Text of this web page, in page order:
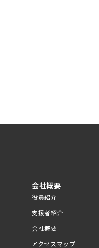
会社概要
役員紹介
支援者紹介
会社概要
アクセスマップ